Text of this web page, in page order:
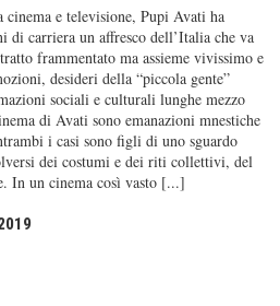
e televisione, Pupi Avati ha
di carriera un affresco dell’Italia che va
frammentato ma assieme vivissimo e
desideri della “piccola gente”
sociali e culturali lunghe mezzo
di Avati sono emanazioni mnestiche
i casi sono figli di uno sguardo
dei costumi e dei riti collettivi, del
In un cinema così vasto [...]